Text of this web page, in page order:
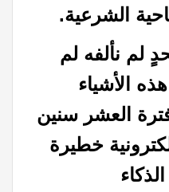
الشرعية.
لم نألفه لم
الأشياء
العشر سنين
خطيرة